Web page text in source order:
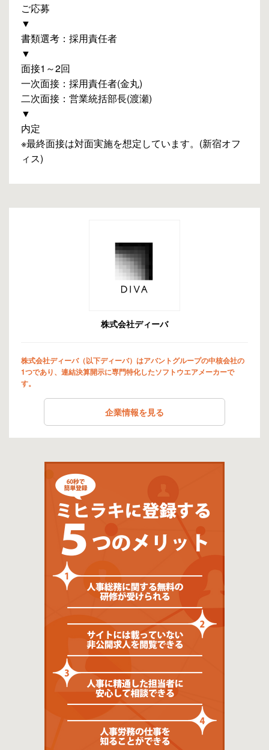
ご応募
▼
書類選考：採用責任者
▼
面接1～2回
一次面接：採用責任者(金丸)
二次面接：営業統括部長(渡瀬)
▼
内定
※最終面接は対面実施を想定しています。(新宿オフ
ィス)
株式会社ディーバ
株式会社ディーバ（以下ディーバ）はアバントグループの中核会社の
1つであり、連結決算開示に専門特化したソフトウエアメーカーで
す。
企業情報を見る